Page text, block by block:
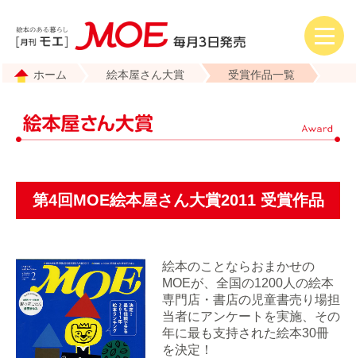
ホーム 絵本屋さん大賞 受賞作品一覧
第4回MOE絵本屋さん大賞2011 受賞作品
絵本のことならおまかせの
MOEが、全国の1200人の絵本
専門店・書店の児童書売り場担
当者にアンケートを実施、その
年に最も支持された絵本30冊
を決定！